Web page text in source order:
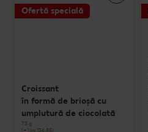
Ofertă specială
Croissant
în formă de brioșă cu
umplutură de ciocolată
73 g
(=1 kg 136.85)